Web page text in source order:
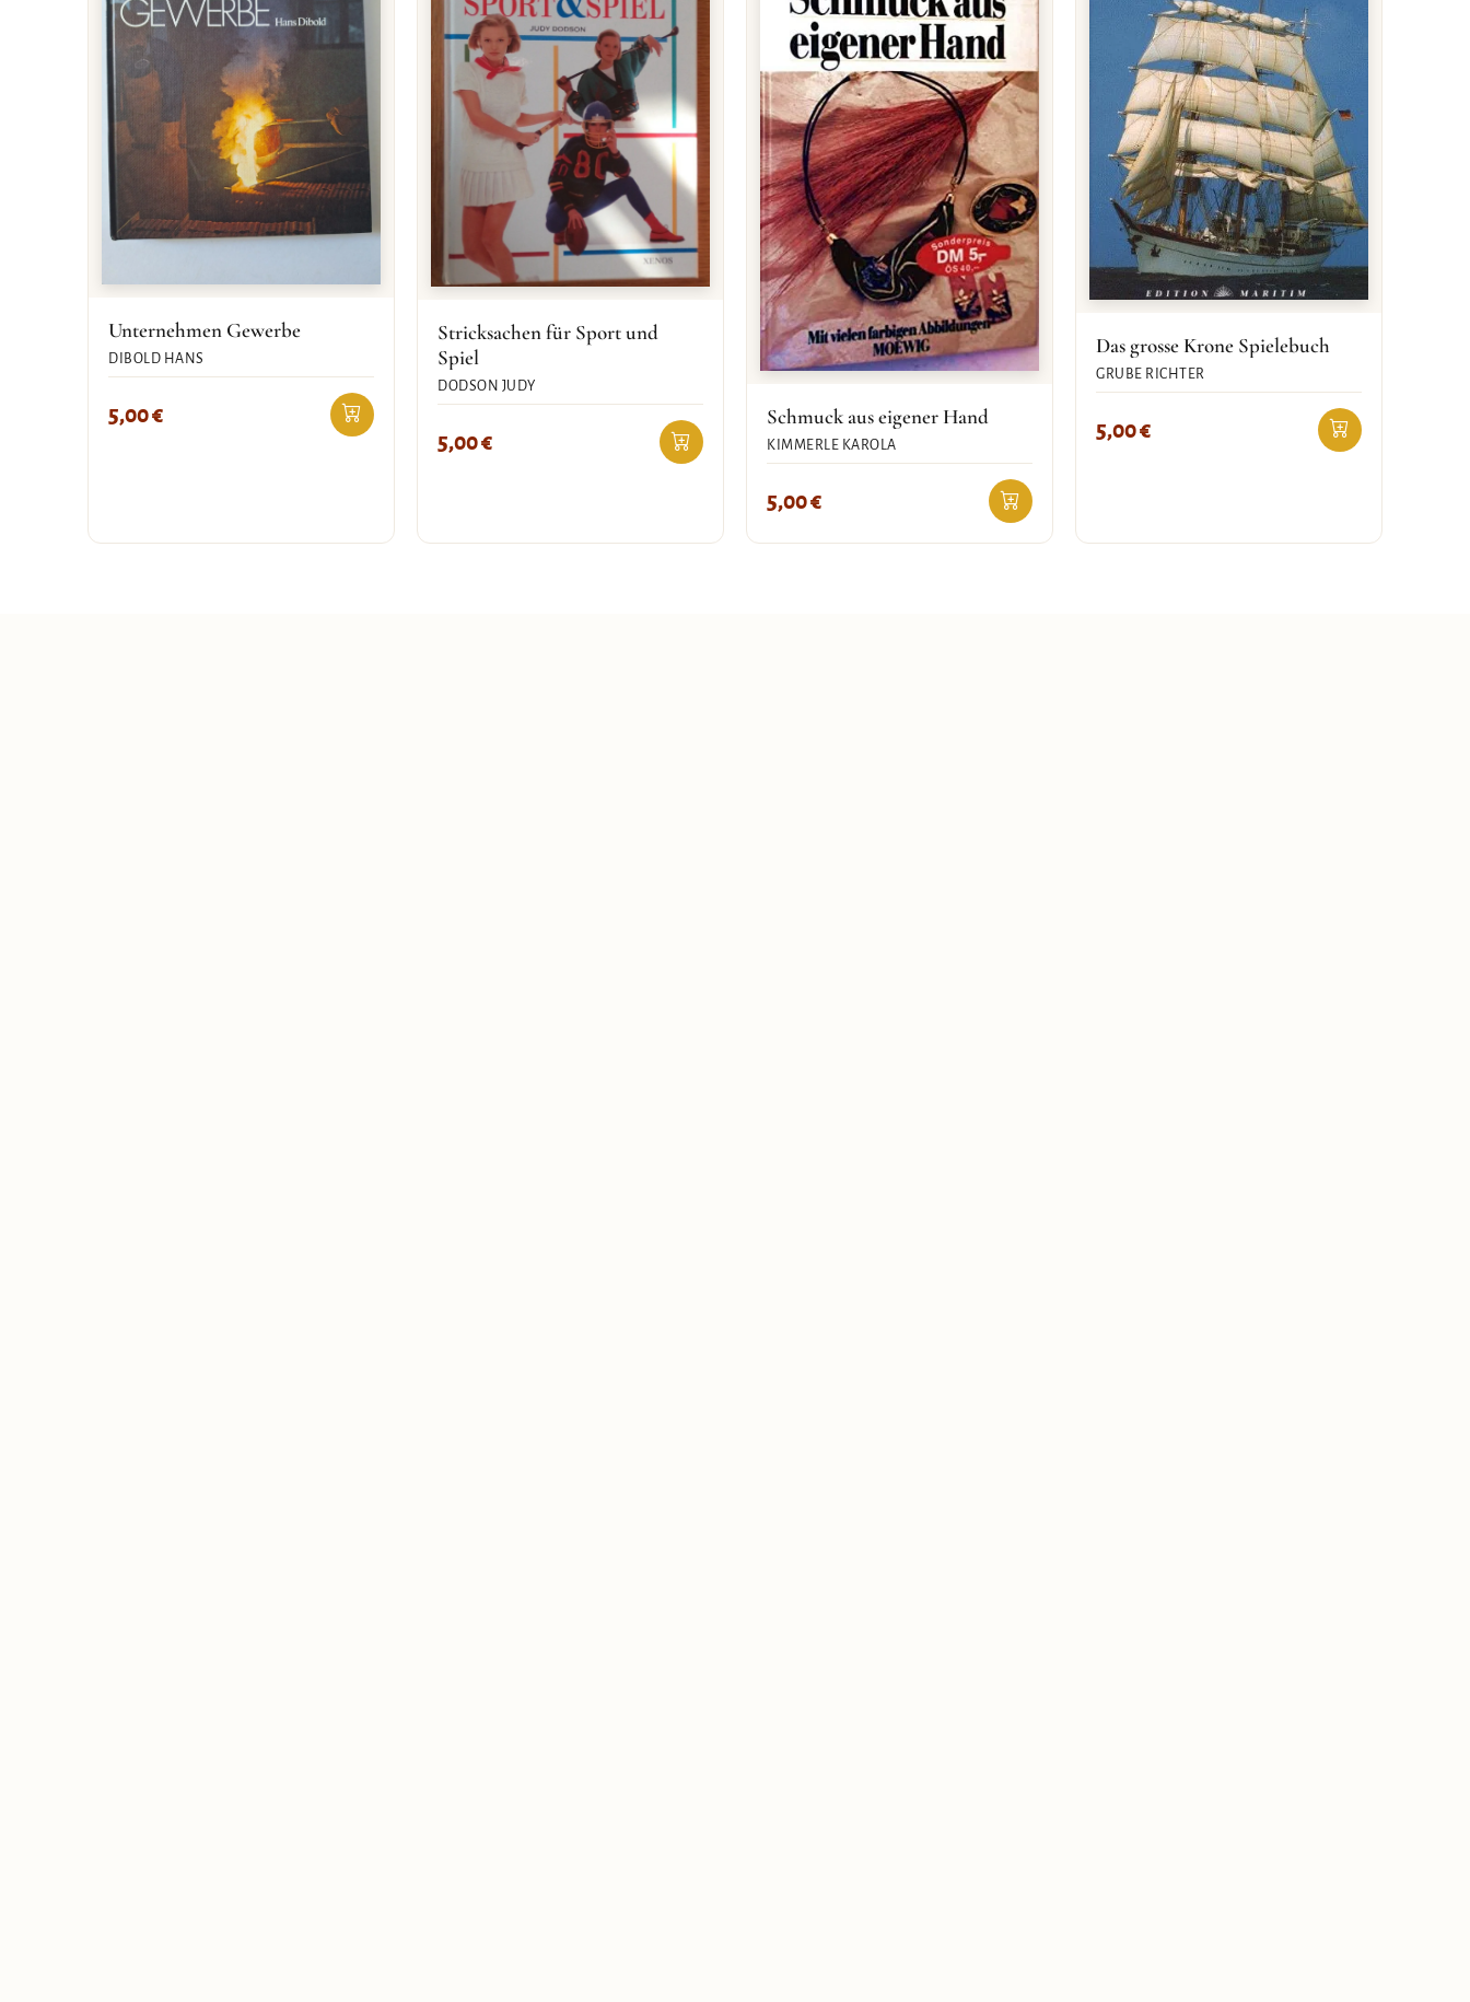
Unternehmen Gewerbe
DIBOLD HANS
5,00€
Stricksachen für Sport und
Spiel
DODSON JUDY
5,00€
Schmuck aus eigener Hand
KIMMERLE KAROLA
5,00€
Das grosse Krone Spielebuch
GRUBE RICHTER
5,00€